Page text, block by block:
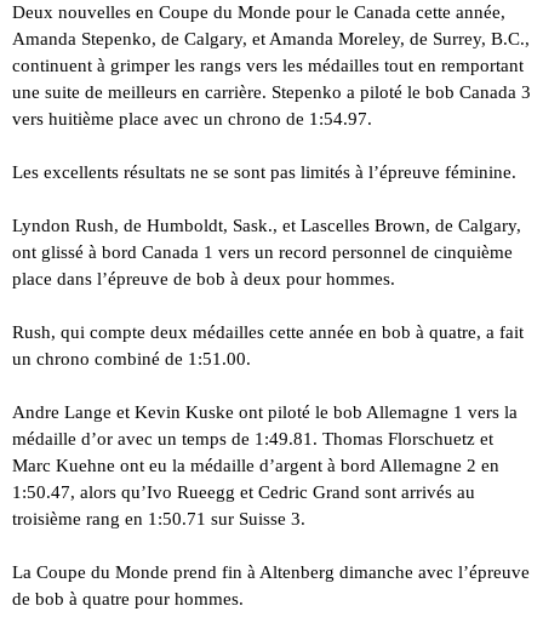
Deux nouvelles en Coupe du Monde pour le Canada cette année,
Amanda Stepenko, de Calgary, et Amanda Moreley, de Surrey, B.C.,
continuent à grimper les rangs vers les médailles tout en remportant
une suite de meilleurs en carrière. Stepenko a piloté le bob Canada 3
vers huitième place avec un chrono de 1:54.97.
Les excellents résultats ne se sont pas limités à l’épreuve féminine.
Lyndon Rush, de Humboldt, Sask., et Lascelles Brown, de Calgary,
ont glissé à bord Canada 1 vers un record personnel de cinquième
place dans l’épreuve de bob à deux pour hommes.
Rush, qui compte deux médailles cette année en bob à quatre, a fait
un chrono combiné de 1:51.00.
Andre Lange et Kevin Kuske ont piloté le bob Allemagne 1 vers la
médaille d’or avec un temps de 1:49.81. Thomas Florschuetz et
Marc Kuehne ont eu la médaille d’argent à bord Allemagne 2 en
1:50.47, alors qu’Ivo Rueegg et Cedric Grand sont arrivés au
troisième rang en 1:50.71 sur Suisse 3.
La Coupe du Monde prend fin à Altenberg dimanche avec l’épreuve
de bob à quatre pour hommes.